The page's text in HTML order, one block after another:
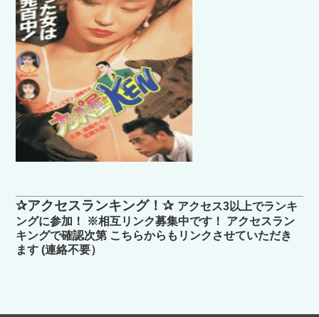
✰アクセスランキング！✰ アクセス3以上でランキ
ングに参加！ ※相互リンク募集中です！ アクセスラン
キングで確認次第 こちらからもリンクさせていただき
ます (連絡不要）